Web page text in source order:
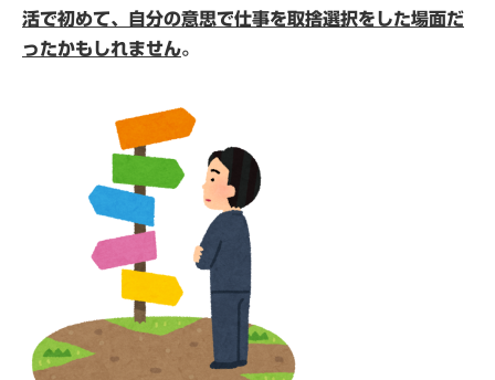
活で初めて、自分の意思で仕事を取捨選択をした場面だ
ったかもしれません。